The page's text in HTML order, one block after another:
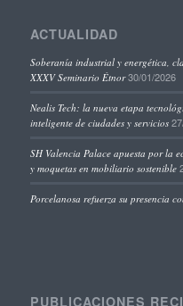
ACTUALIDAD
Soberanía industrial y energética,
XXXV Seminario Étnor 30/01/2026
Nealis Tech: la nueva etapa
inteligente de ciudades y servicios
SH Valencia Palace apuesta por la
y moquetas en mobiliario sostenible
Porcelanosa refuerza su presencia
PUBLICACIONES